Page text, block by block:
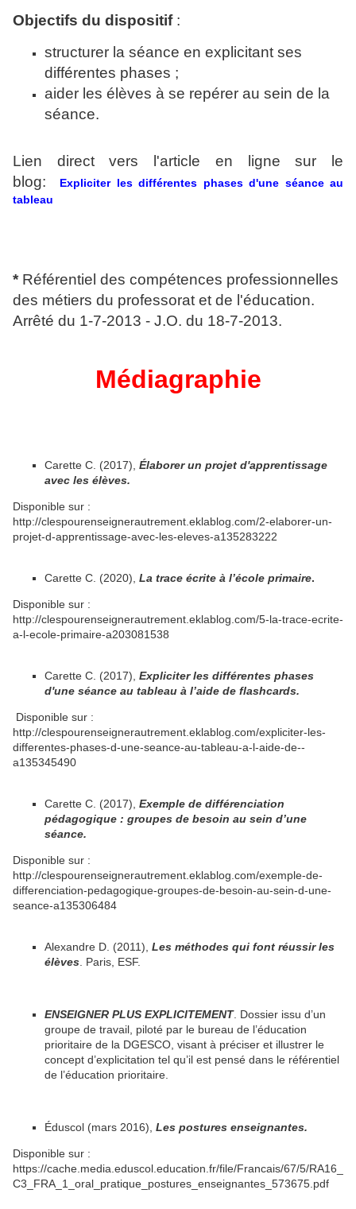
Objectifs du dispositif:
structurer la séance en explicitant ses
différentes phases ;
aider les élèves à se repérer au sein de la
séance.
Lien direct vers l'article en ligne sur le
blog:
Expliciter les différentes phases d'une séance au
tableau
*Référentiel des compétences professionnelles
des métiers du professorat et de l'éducation.
Arrêté du 1-7-2013 - J.O. du 18-7-2013.
Médiagraphie
Carette C. (2017), Élaborer un projet d'apprentissage
avec les élèves.
Disponible sur :
http://clespourenseignerautrement.eklablog.com/2-elaborer-un-
projet-d-apprentissage-avec-les-eleves-a135283222
Carette C. (2020), La trace écrite à l’école primaire.
Disponible sur :
http://clespourenseignerautrement.eklablog.com/5-la-trace-ecrite-
a-l-ecole-primaire-a203081538
Carette C. (2017), Expliciter les différentes phases
d'une séance au tableau à l’aide de flashcards.
Disponible sur :
http://clespourenseignerautrement.eklablog.com/expliciter-les-
differentes-phases-d-une-seance-au-tableau-a-l-aide-de--
a135345490
Carette C. (2017), Exemple de différenciation
pédagogique : groupes de besoin au sein d’une
séance.
Disponible sur :
http://clespourenseignerautrement.eklablog.com/exemple-de-
differenciation-pedagogique-groupes-de-besoin-au-sein-d-une-
seance-a135306484
Alexandre D. (2011), Les méthodes qui font réussir les
élèves . Paris, ESF.
ENSEIGNER PLUS EXPLICITEMENT. Dossier issu d’un
groupe de travail, piloté par le bureau de l’éducation
prioritaire de la DGESCO, visant à préciser et illustrer le
concept d’explicitation tel qu’il est pensé dans le référentiel
de l’éducation prioritaire.
Éduscol (mars 2016), Les postures enseignantes.
Disponible sur :
https://cache.media.eduscol.education.fr/file/Francais/67/5/RA16_
C3_FRA_1_oral_pratique_postures_enseignantes_573675.pdf